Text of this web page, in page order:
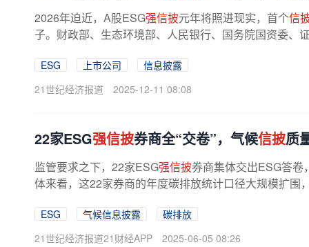
2026年迫近，A股ESG强信披元年将照进现实，首个信
子。财政部、生态环境部、人民银行、国务院国资委、
ESG 上市公司
信息披露
21世纪经济报道
2025-12-11 08:08
22家ESG强信披券商全“交卷”，气候信披质
监管要求之下，22家ESG强信披券商集体交出ESG答卷
体来看，这22家券商的年度碳排放统计口径大规模扩围
ESG 气候信息披露
碳排放
21世纪经济报道21财经APP
2025-06-05 08:26